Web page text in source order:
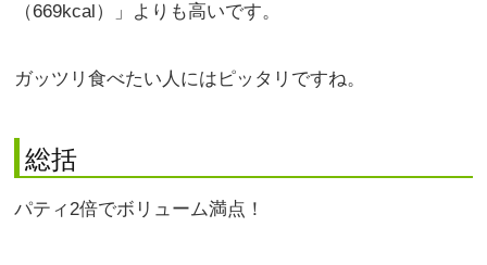
（669kcal）」よりも高いです。
ガッツリ食べたい人にはピッタリですね。
総括
パティ2倍でボリューム満点！